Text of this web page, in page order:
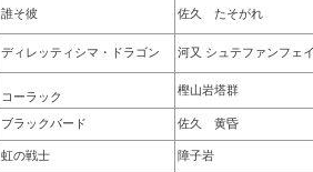
誰そ彼 佐久 たそがれ
ディレッティシマ・ドラゴン 河又 シュテファンフェ
コーラック 樫山岩塔群
ブラックバード 佐久 黄昏
虹の戦士 障子岩